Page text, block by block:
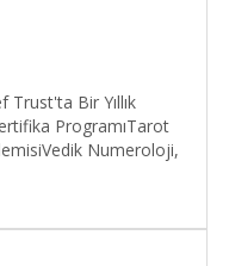
dolu ve net bir bağ
ve hayatınıza
ne olursa olsun
doğru yolunuzu
için buradayım.
Bir Yıllık
ProgramıTarot
Numeroloji,